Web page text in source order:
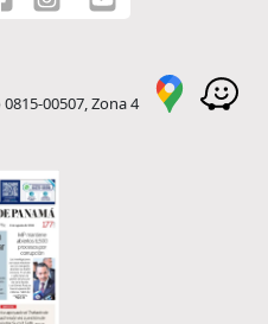
00507, Zona 4